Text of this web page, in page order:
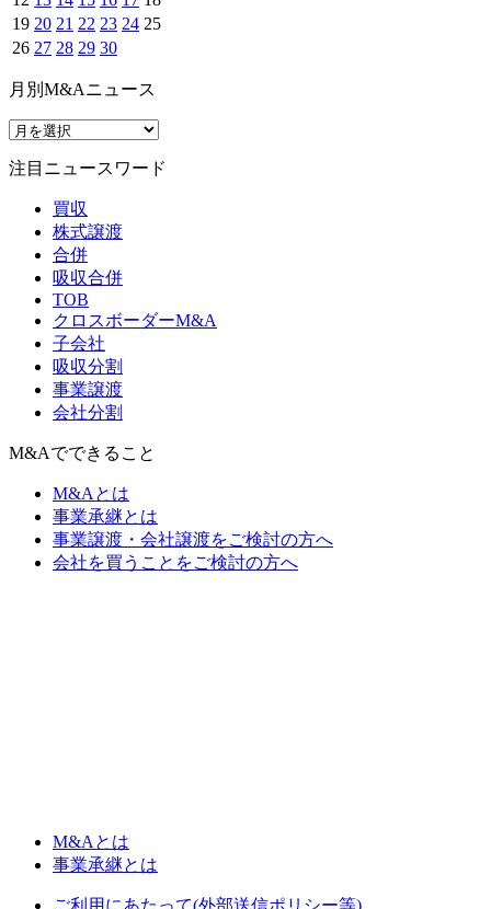
19 20 21 22 23 24 25
26 27 28 29 30
月別M&Aニュース
注目ニュースワード
買収
株式譲渡
合併
吸収合併
TOB
クロスボーダーM&A
子会社
吸収分割
事業譲渡
会社分割
M&Aでできること
M&Aとは
事業承継とは
事業譲渡・会社譲渡をご検討の方へ
会社を買うことをご検討の方へ
M&Aとは
事業承継とは
ご利用にあたって(外部送信ポリシー等)